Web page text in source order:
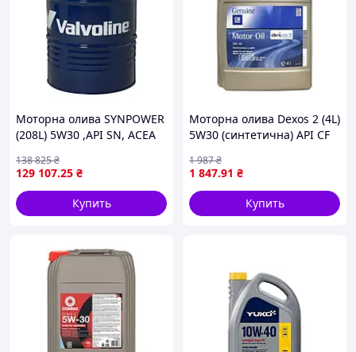
Моторна олива SYNPOWER
(208L) 5W30 ,API SN, ACEA
9.55535 S3, MB 229.31, MB
229.51, PORSCHE C30, VW
502.00, VW
129 107.25 ₴
138 825₴
Купить
Моторна олива Dexos 2 (4L)
5W30 (синтетична) API CF
DEXOS 2 GM LL-A-025
1 847.91 ₴
1 987₴
Купить